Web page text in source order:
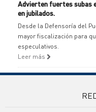
Advierten fuertes subas
en jubilados.
Desde la Defensoría del
mayor fiscalización para
especulativos.
Leer más